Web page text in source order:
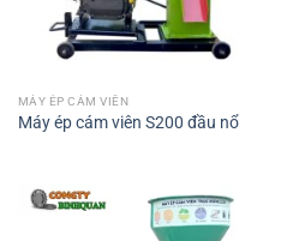
MÁY ÉP CÁM VIÊN
Máy ép cám viên S200 đầu nổ